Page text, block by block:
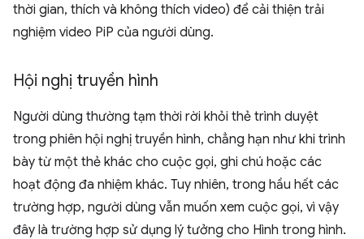
thời gian, thích và không thích video) để cải thiện trải
nghiệm video PiP của người dùng.
Hội nghị truyền hình
Người dùng thường tạm thời rời khỏi thẻ trình duyệt
trong phiên hội nghị truyền hình, chẳng hạn như khi trình
bày từ một thẻ khác cho cuộc gọi, ghi chú hoặc các
hoạt động đa nhiệm khác. Tuy nhiên, trong hầu hết các
trường hợp, người dùng vẫn muốn xem cuộc gọi, vì vậy
đây là trường hợp sử dụng lý tưởng cho Hình trong hình.